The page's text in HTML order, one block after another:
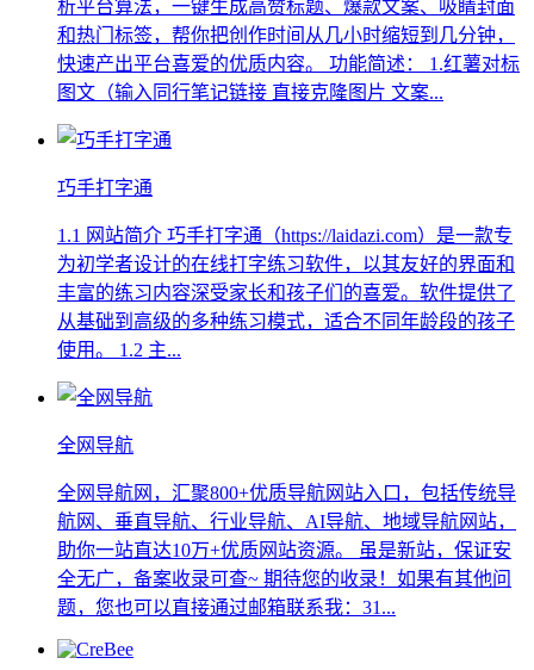
析平台算法，一键生成高赞标题、爆款文案、吸睛封面
和热门标签，帮你把创作时间从几小时缩短到几分钟，
快速产出平台喜爱的优质内容。 功能简述： 1.红薯对标
图文（输入同行笔记链接 直接克隆图片 文案...
巧手打字通
1.1 网站简介 巧手打字通（https://laidazi.com）是一款专
为初学者设计的在线打字练习软件，以其友好的界面和
丰富的练习内容深受家长和孩子们的喜爱。软件提供了
从基础到高级的多种练习模式，适合不同年龄段的孩子
使用。 1.2 主...
全网导航
全网导航网，汇聚800+优质导航网站入口，包括传统导
航网、垂直导航、行业导航、AI导航、地域导航网站，
助你一站直达10万+优质网站资源。 虽是新站，保证安
全无广，备案收录可查~ 期待您的收录！如果有其他问
题，您也可以直接通过邮箱联系我：31...